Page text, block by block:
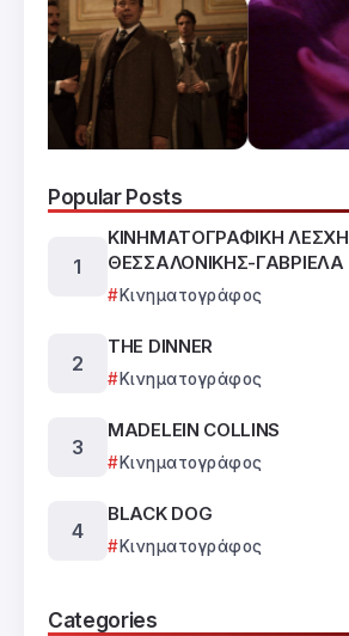
Popular Posts
ΚΙΝΗΜΑΤΟΓΡΑΦΙΚΗ ΛΕΣΧΗ
ΘΕΣΣΑΛΟΝΙΚΗΣ-ΓΑΒΡΙΕΛΑ
Κινηματογράφος
THE DINNER
Κινηματογράφος
MADELEIN COLLINS
Κινηματογράφος
BLACK DOG
Κινηματογράφος
Categories